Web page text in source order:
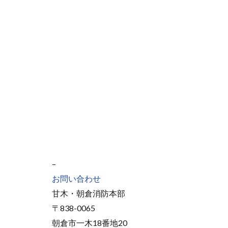
–
お問い合わせ
甘木・朝倉消防本部
〒838-0065
朝倉市一木18番地20